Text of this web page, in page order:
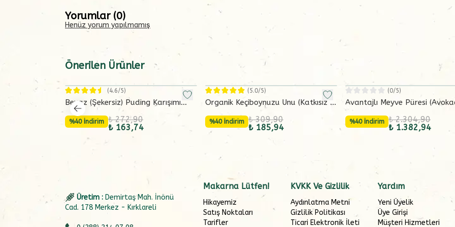
Yorumlar(0)
Henüz yorum yapılmamış
Önerilen Ürünler
(4.6/5)
Beyaz (Şekersiz) Puding Karışımı
(145 gram)
%40 İndirim ₺ 272,90
₺ 163,74
(5.0/5)
Organik Keçiboynuzu Unu (Katkısız -
%40 İndirim ₺ 309,90
₺ 185,94
(0/5)
Avantajlı Meyve Püresi
Mango-Elma) 6x130 g
%40 İndirim ₺ 2.304,90
₺ 1.382,94
Üretim : Demirtaş Mah. İnönü
Cad. 178 Merkez - Kırklareli
Makarna Lütfen!
Hikayemiz
Satış Noktaları
Tarifler
KVKK Ve Gizlilik
Aydınlatma Metni
Gizlilik Politikası
Ticari Elektronik İleti
Yardım
Yeni Üyelik
Üye Girişi
Müşteri Hizmetleri